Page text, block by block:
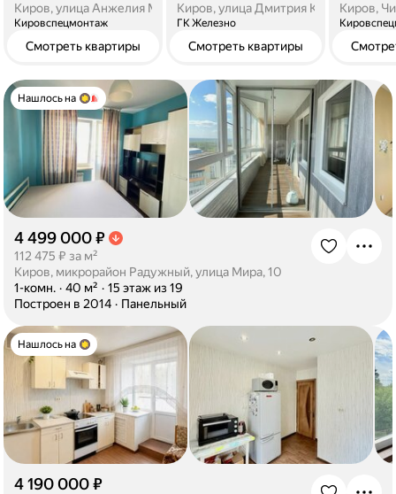
Киров, улица Анжелия Михеева, 17к1
Кировспецмонтаж
Смотреть квартиры
Киров, улица Дмитрия Козулева, 8
ГК Железно
Смотреть квартиры
Киров,
Нашлось на
4 499 000 ₽
112 475 ₽ за м²
Киров, микрорайон Радужный, улица Мира, 10
1-комн. · 40 м² · 15 этаж из 19
Построен в 2014 · Панельный
Нашлось на
4 190 000 ₽